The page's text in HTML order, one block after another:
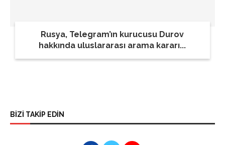
Rusya, Telegram’ın kurucusu Durov
hakkında uluslararası arama kararı...
BİZİ TAKİP EDİN